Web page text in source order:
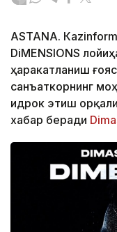
ASTANА.
DiMENSIONS
ҳаракатланиш
санъаткорнинг
идрок этиш
хабар беради